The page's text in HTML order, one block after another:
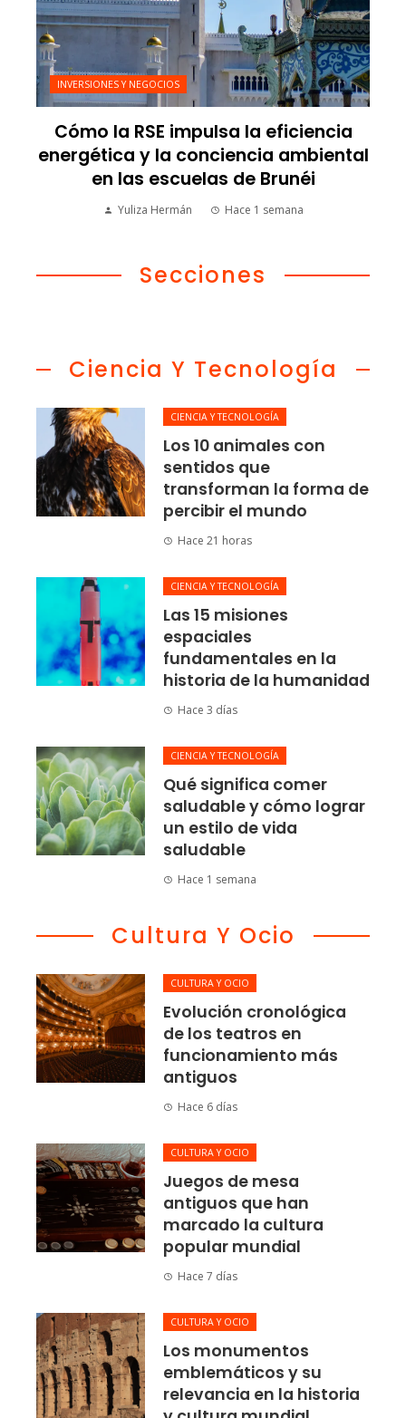
INVERSIONES Y NEGOCIOS
Cómo la RSE impulsa la eficiencia
energética y la conciencia ambiental
en las escuelas de Brunéi
Yuliza Hermán Hace 1 semana
Secciones
Ciencia Y Tecnología
CIENCIA Y TECNOLOGÍA
Los 10 animales con
sentidos que
transforman la forma de
percibir el mundo
Hace 21 horas
CIENCIA Y TECNOLOGÍA
Las 15 misiones
espaciales
fundamentales en la
historia de la humanidad
Hace 3 días
CIENCIA Y TECNOLOGÍA
Qué significa comer
saludable y cómo lograr
un estilo de vida
saludable
Hace 1 semana
Cultura Y Ocio
CULTURA Y OCIO
Evolución cronológica
de los teatros en
funcionamiento más
antiguos
Hace 6 días
CULTURA Y OCIO
Juegos de mesa
antiguos que han
marcado la cultura
popular mundial
Hace 7 días
CULTURA Y OCIO
Los monumentos
emblemáticos y su
relevancia en la historia